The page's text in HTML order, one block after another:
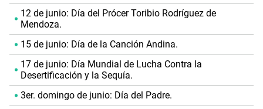
12 de junio: Día del Prócer Toribio Rodríguez de
Mendoza.
15 de junio: Día de la Canción Andina.
17 de junio: Día Mundial de Lucha Contra la
Desertificación y la Sequía.
3er. domingo de junio: Día del Padre.